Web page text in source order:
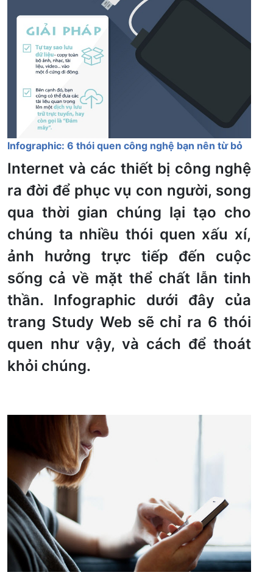
Infographic: 6 thói quen công nghệ bạn nên từ bỏ
Internet và các thiết bị công nghệ
ra đời để phục vụ con người, song
qua thời gian chúng lại tạo cho
chúng ta nhiều thói quen xấu xí,
ảnh hưởng trực tiếp đến cuộc
sống cả về mặt thể chất lẫn tinh
thần. Infographic dưới đây của
trang Study Web sẽ chỉ ra 6 thói
quen như vậy, và cách để thoát
khỏi chúng.